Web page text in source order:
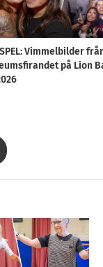
Vimmelbilder
på Lion